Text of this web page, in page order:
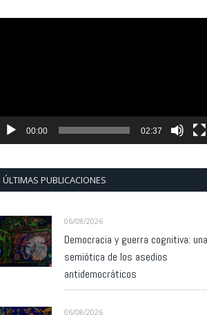
00:00 02:37
ÚLTIMAS PUBLICACIONES
06/08/2026
Democracia y guerra cognitiva: una
semiótica de los asedios
antidemocráticos
06/08/2026